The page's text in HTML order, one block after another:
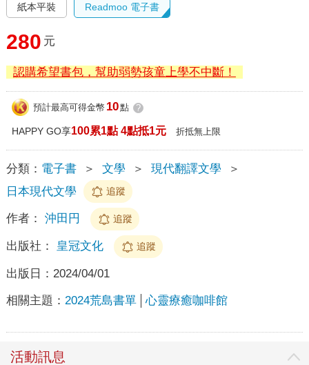
紙本平裝 Readmoo 電子書
280 元
認購希望書包，幫助弱勢孩童上學不中斷！
預計最高可得金幣 10點 ?
HAPPY GO享100累1點 4點抵1元 折抵無上限
分類： 電子書 ＞ 文學 ＞ 現代翻譯文學
＞
日本現代文學
追蹤
作者： 沖田円 追蹤
出版社： 皇冠文化 追蹤
出版日： 2024/04/01
相關主題： 2024荒島書單 心靈療癒咖啡館
活動訊息